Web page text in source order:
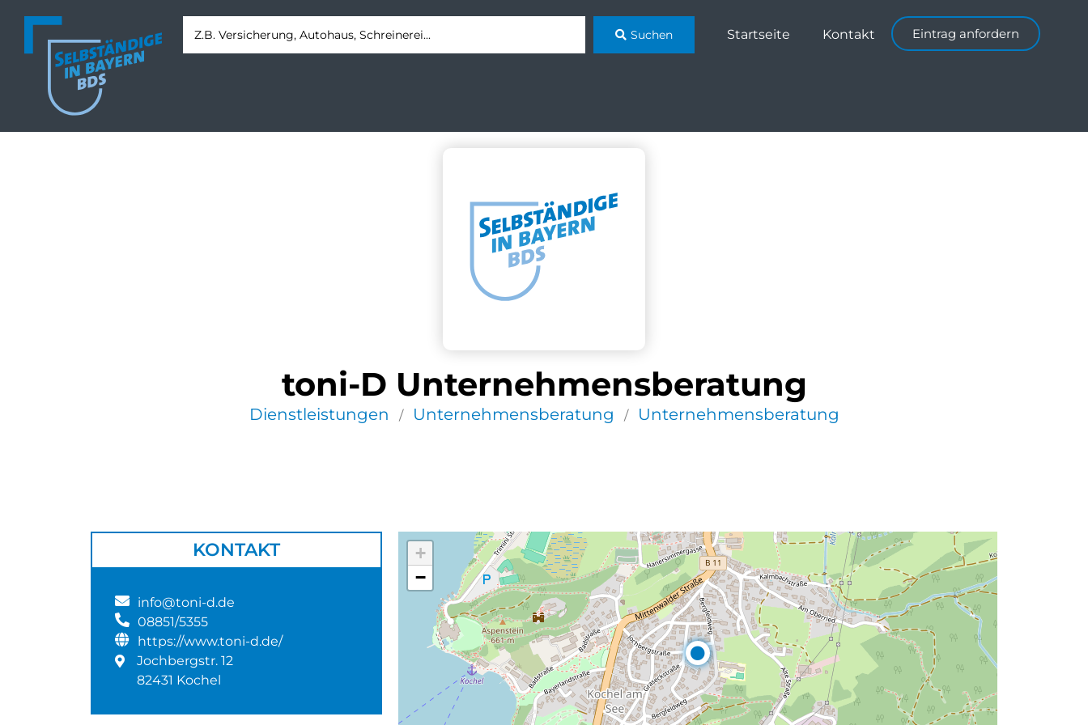
Suchen Startseite Kontakt Eintrag anfordern
toni-D Unternehmensberatung
Dienstleistungen / Unternehmensberatung / Unternehmensberatung
KONTAKT
info@toni-d.de
08851/5355
https://www.toni-d.de/
Jochbergstr. 12
82431 Kochel
+
−